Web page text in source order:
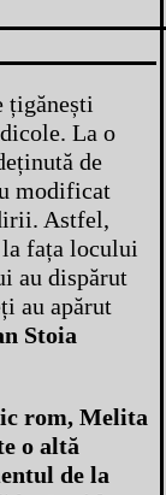
țigănești
La o
de
modificat
Astfel,
fața locului
au dispărut
au apărut
Stoia
rom, Melita
o altă
de la